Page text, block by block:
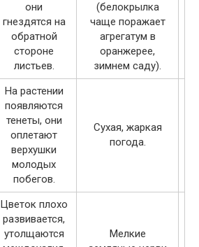
они
гнездятся на
обратной
стороне
листьев.
(белокрылка
чаще поражает
агрегатум в
оранжерее,
зимнем саду).
На растении
появляются
тенеты, они
оплетают
верхушки
молодых
побегов.
Сухая, жаркая
погода.
Цветок плохо
развивается,
утолщаются
Мелкие